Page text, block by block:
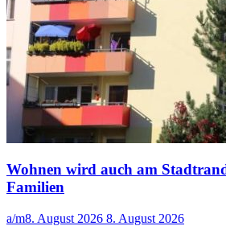
Wohnen wird auch am
Familien
a/m8. August 2026 8. August 2026